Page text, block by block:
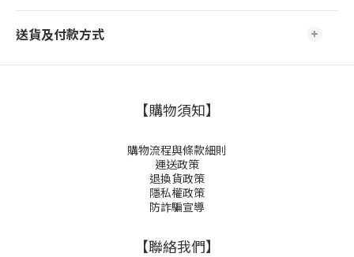
送貨及付款方式
【購物須知】
購物流程與條款細則
運送政策
退換貨政策
隱私權政策
防詐騙宣導
【聯絡我們】